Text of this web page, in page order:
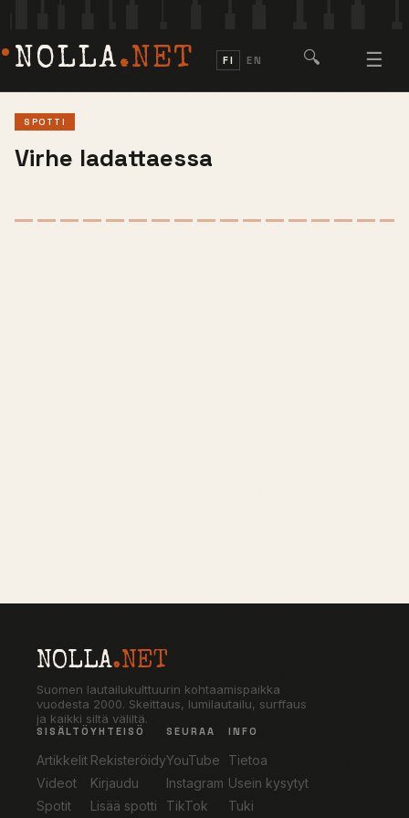
NOLLA.NET FI EN 🔍 ☰
SPOTTI
Virhe ladattaessa
NOLLA.NET
Suomen lautailukulttuurin kohtaamispaikka
vuodesta 2000. Skeittaus, lumilautailu, surffaus
ja kaikki siltä väliltä.
SISÄLTÖ
Artikkelit
Videot
Spotit
YHTEISÖ
Rekisteröidy
Kirjaudu
Lisää spotti
SEURAA
YouTube
Instagram
TikTok
INFO
Tietoa
Usein kysytyt
Tuki